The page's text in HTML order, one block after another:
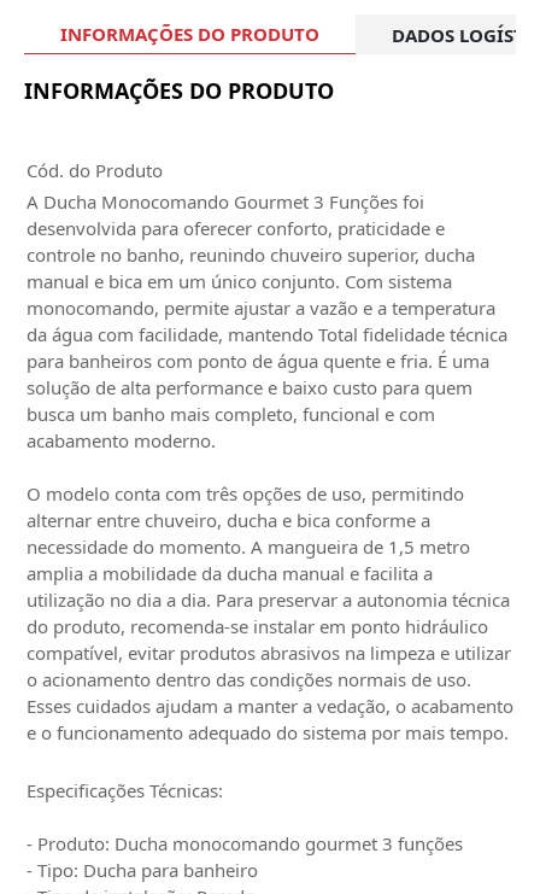
INFORMAÇÕES DO PRODUTO DADOS
INFORMAÇÕES DO PRODUTO
Cód. do Produto
A Ducha Monocomando Gourmet 3 Funções foi
desenvolvida para oferecer conforto, praticidade e
controle no banho, reunindo chuveiro superior, ducha
manual e bica em um único conjunto. Com sistema
monocomando, permite ajustar a vazão e a temperatura
da água com facilidade, mantendo Total fidelidade técnica
para banheiros com ponto de água quente e fria. É uma
solução de alta performance e baixo custo para quem
busca um banho mais completo, funcional e com
acabamento moderno.
O modelo conta com três opções de uso, permitindo
alternar entre chuveiro, ducha e bica conforme a
necessidade do momento. A mangueira de 1,5 metro
amplia a mobilidade da ducha manual e facilita a
utilização no dia a dia. Para preservar a autonomia técnica
do produto, recomenda-se instalar em ponto hidráulico
compatível, evitar produtos abrasivos na limpeza e utilizar
o acionamento dentro das condições normais de uso.
Esses cuidados ajudam a manter a vedação, o acabamento
e o funcionamento adequado do sistema por mais tempo.
Especificações Técnicas:
- Produto: Ducha monocomando gourmet 3 funções
- Tipo: Ducha para banheiro